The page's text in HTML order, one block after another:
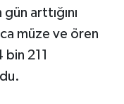
arttığını
müze ve ören
211